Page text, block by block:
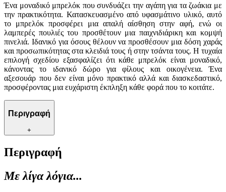
Ένα μοναδικό μπρελόκ που συνδυάζει την αγάπη για τα ζωάκια με
την πρακτικότητα. Κατασκευασμένο από υφασμάτινο υλικό, αυτό
το μπρελόκ προσφέρει μια απαλή αίσθηση στην αφή, ενώ οι
λαμπερές πουλιές του προσθέτουν μια παιχνιδιάρικη και κομψή
πινελιά. Ιδανικό για όσους θέλουν να προσθέσουν μια δόση χαράς
και προσωπικότητας στα κλειδιά τους ή στην τσάντα τους. Η τυχαία
επιλογή σχεδίου εξασφαλίζει ότι κάθε μπρελόκ είναι μοναδικό,
κάνοντας το ιδανικό δώρο για φίλους και οικογένεια. Ένα
αξεσουάρ που δεν είναι μόνο πρακτικό αλλά και διασκεδαστικό,
προσφέροντας μια ευχάριστη έκπληξη κάθε φορά που το κοιτάτε.
Περιγραφή
+
Περιγραφή
Με λίγα λόγια...